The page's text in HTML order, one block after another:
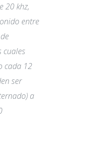
20 khz,
entre
cuales
cada 12
ser
a